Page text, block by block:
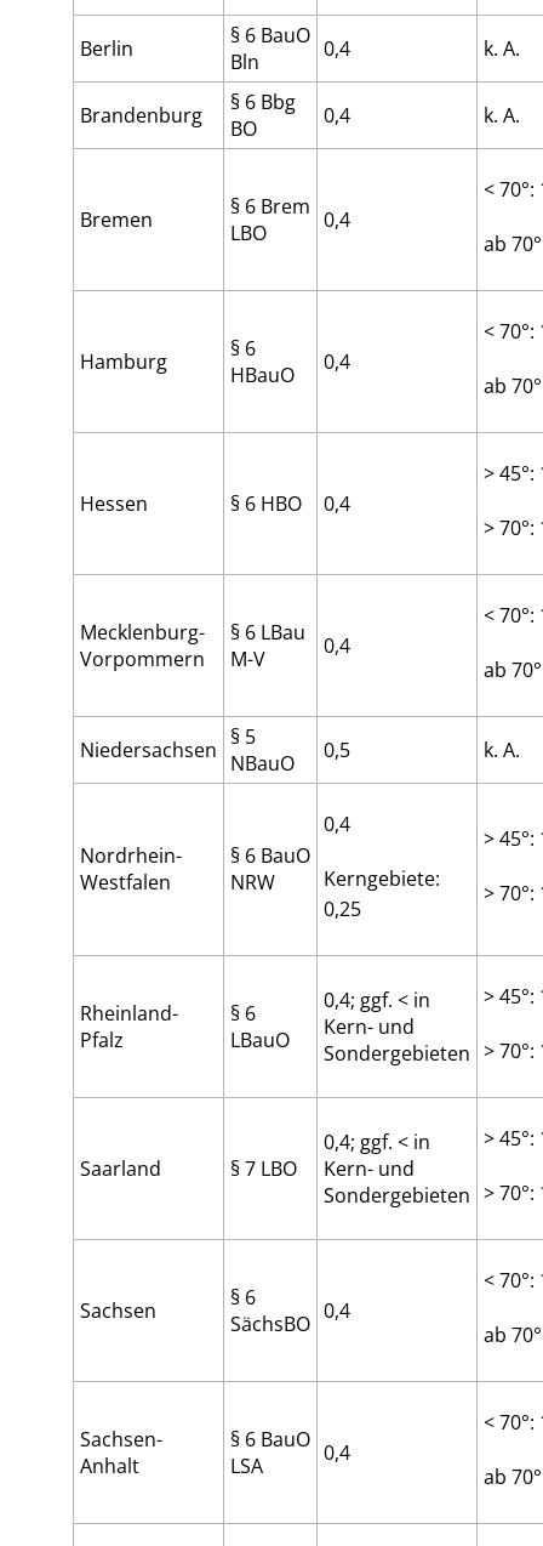
Berlin
§ 6 BauO
Bln
0,4 k. A.
Brandenburg
§ 6 Bbg
BO
0,4 k. A.
Bremen
§ 6 Brem
LBO
0,4
< 70°:
ab
Hamburg
§ 6
HBauO
0,4
< 70°:
ab
Hessen § 6 HBO 0,4
> 45°:
> 70°:
Mecklenburg-
Vorpommern
§ 6 LBau
M-V
0,4
< 70°:
ab
Niedersachsen § 5
NBauO
0,5 k. A.
Nordrhein-
Westfalen
§ 6 BauO
NRW
0,4
Kerngebiete:
0,25
> 45°:
> 70°:
Rheinland-
Pfalz
§ 6
LBauO
0,4; ggf. < in
Kern- und
Sondergebieten
> 45°:
> 70°:
Saarland § 7 LBO
0,4; ggf. < in
Kern- und
Sondergebieten
> 45°:
> 70°:
Sachsen
§ 6
SächsBO 0,4
< 70°:
ab
Sachsen-
Anhalt
§ 6 BauO
LSA
0,4
< 70°:
ab